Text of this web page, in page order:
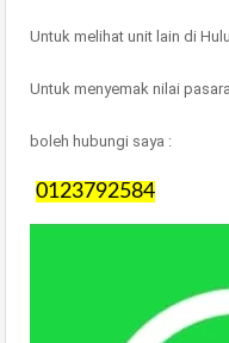
Untuk melihat unit lain di
Untuk menyemak nilai
boleh hubungi saya :
0123792584